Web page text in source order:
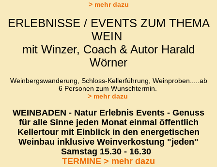
> mehr dazu
ERLEBNISSE / EVENTS ZUM THEMA
WEIN
mit Winzer, Coach & Autor Harald
Wörner
Weinbergswanderung, Schloss-Kellerführung, Weinproben.....ab
6 Personen zum Wunschtermin.
> mehr dazu
WEINBADEN - Natur Erlebnis Events - Genuss
für alle Sinne jeden Monat einmal öffentlich
Kellertour mit Einblick in den energetischen
Weinbau inklusive Weinverkostung "jeden"
Samstag 15.30 - 16.30
TERMINE > mehr dazu